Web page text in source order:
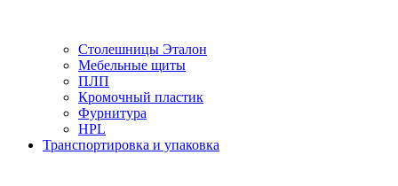
Столешницы Эталон
Мебельные щиты
ПЛП
Кромочный пластик
Фурнитура
HPL
Транспортировка и упаковка